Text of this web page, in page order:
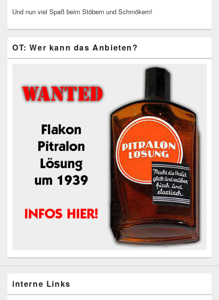
Und nun viel Spaß beim Stöbern und Schmökern!
OT: Wer kann das Anbieten?
interne Links